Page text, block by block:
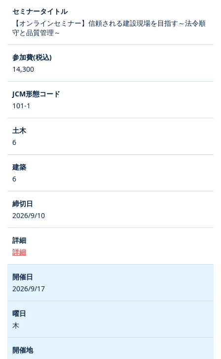
【オンラインセミナー】信頼される建設現場を目指す～法令順
守と品質管理～
14,300
101-1
6
6
2026/9/10
詳細
2026/9/17
木